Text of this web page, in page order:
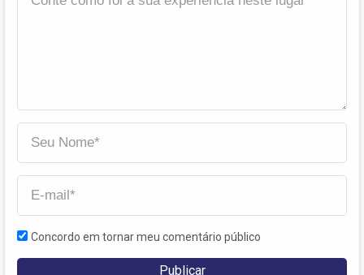
Concordo em tornar meu comentário público